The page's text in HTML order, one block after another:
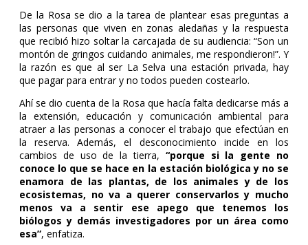
De la Rosa se dio a la tarea de plantear esas preguntas a
las personas que viven en zonas aledañas y la respuesta
que recibió hizo soltar la carcajada de su audiencia: “Son un
montón de gringos cuidando animales, me respondieron!”. Y
la razón es que al ser La Selva una estación privada, hay
que pagar para entrar y no todos pueden costearlo.
Ahí se dio cuenta de la Rosa que hacía falta dedicarse más a
la extensión, educación y comunicación ambiental para
atraer a las personas a conocer el trabajo que efectúan en
la reserva. Además, el desconocimiento incide en los
cambios de uso de la tierra, “porque si la gente no
conoce lo que se hace en la estación biológica y no se
enamora de las plantas, de los animales y de los
ecosistemas, no va a querer conservarlos y mucho
menos va a sentir ese apego que tenemos los
biólogos y demás investigadores por un área como
esa”, enfatiza.